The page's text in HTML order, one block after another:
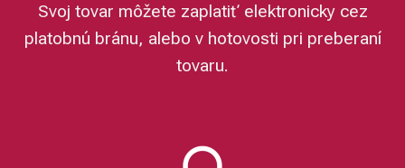
Svoj tovar môžete zaplatiť elektronicky cez
platobnú bránu, alebo v hotovosti pri preberaní
tovaru.